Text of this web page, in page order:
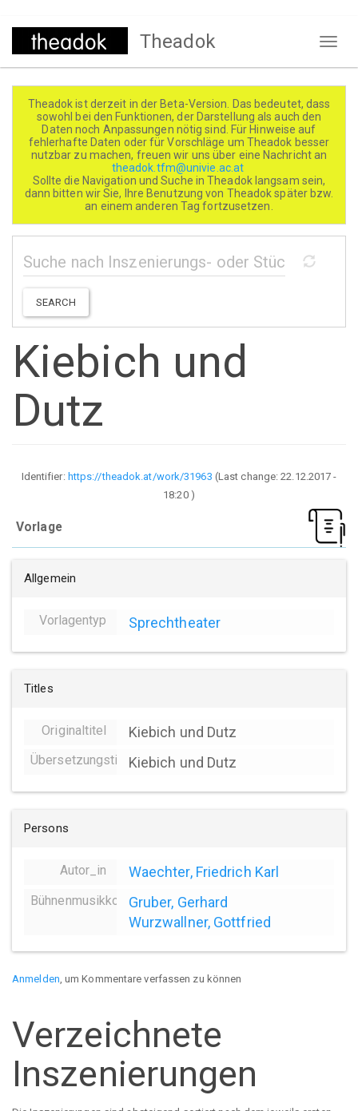
Direkt
Theadok
Theadok ist derzeit in der Beta-Version. Das bedeutet, dass
sowohl bei den Funktionen, der Darstellung als auch den
Daten noch Anpassungen nötig sind. Für Hinweise auf
fehlerhafte Daten oder für Vorschläge um Theadok besser
nutzbar zu machen, freuen wir uns über eine Nachricht an
theadok.tfm@univie.ac.at
Sollte die Navigation und Suche in Theadok langsam sein,
dann bitten wir Sie, Ihre Benutzung von Theadok später bzw.
an einem anderen Tag fortzusetzen.
SEARCH
Kiebich und
Dutz
Identifier: https://theadok.at/work/31963 (Last change:22.12.2017 -
18:20)
Vorlage
Allgemein
Vorlagentyp Sprechtheater
Titles
Originaltitel Kiebich und Dutz
ÜbersetzungstitelKiebich und Dutz
Persons
Autor_in Waechter, Friedrich Karl
BühnenmusikkompositionGruber, Gerhard
Wurzwallner, Gottfried
Anmelden , um Kommentare verfassen zu können
Verzeichnete
Inszenierungen